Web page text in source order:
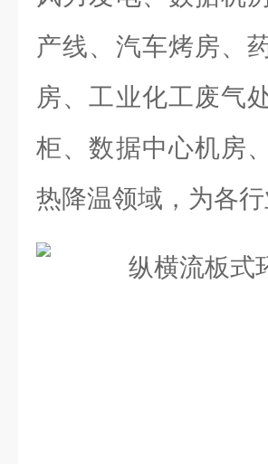
产线、汽车烤房、
房、工业化工废气
柜、数据中心机房
热降温领域，为各